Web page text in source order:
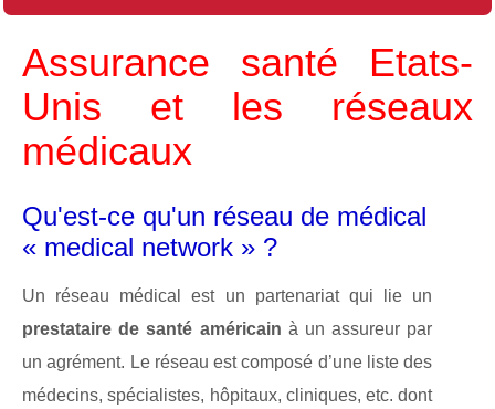
Assurance santé Etats-
Unis et les réseaux
médicaux
Qu'est-ce qu'un réseau de médical
« medical network » ?
Un réseau médical est un partenariat qui lie un
prestataire de santé américain à un assureur par
un agrément. Le réseau est composé d’une liste des
médecins, spécialistes, hôpitaux, cliniques, etc. dont